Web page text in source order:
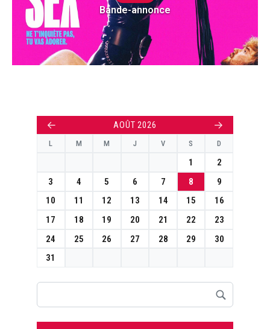
Bande-annonce
← AOÛT 2026 →
L M M J V S D
1
2
3
4 5 6 7 8
9
10
11 12 13 14 15
16
17
18 19 20 21 22
23
24
25 26 27 28 29
30
31